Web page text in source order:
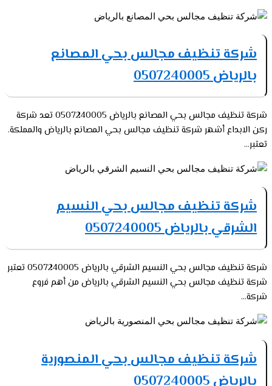
شركة تنظيف مجالس بحي المصانع
بالرياض 0507240005
شركة تنظيف مجالس بحي المصانع بالرياض 0507240005 تعد شركة
ركن الابداع أشهر شركة تنظيف مجالس بحي المصانع بالرياض والمملكة.
تعتبر...
شركة تنظيف مجالس بحي النسيم
الشرقي بالرياض 0507240005
شركة تنظيف مجالس بحي النسيم الشرقي بالرياض 0507240005 تعتبر
شركة تنظيف مجالس بحي النسيم الشرقي بالرياض من أهم فروع
شركة...
شركة تنظيف مجالس بحي المنصورية
بالرياض 0507240005